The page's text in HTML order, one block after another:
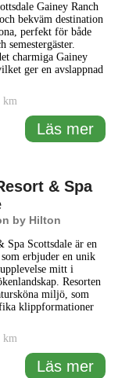
Gainey Ranch
bekväm destination
perfekt för både
semestergäster.
charmiga Gainey
ger en avslappnad
av de rymliga
moderna
att skapa en behaglig
har ett fullt... Läs mer
km
Läs mer
& Spa
by Hilton
Spa Scottsdale är en
erbjuder en unik
mitt i
Resorten
miljö, som
klippformationer
avkoppling och
Resort & Spa har
inklusive två
mer
km
Läs mer